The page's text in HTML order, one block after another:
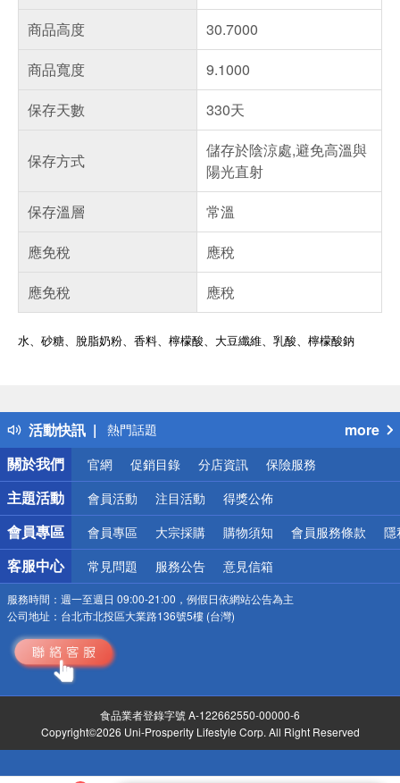
商品高度
30.7000
商品寬度
9.1000
保存天數
330天
保存方式
儲存於陰涼處,避免高溫與
陽光直射
保存溫層
常溫
應免稅
應稅
應免稅
應稅
水、砂糖、脫脂奶粉、香料、檸檬酸、大豆纖維、乳酸、檸檬酸鈉
活動快訊
得獎公告
熱門話題
銀行優惠
偏遠地區配送
詐騙網頁！請小心！
more
關於我們
官網 促銷目錄 分店資訊 保險服務
主題活動 會員活動 注目活動 得獎公佈
會員專區 會員專區 大宗採購 購物須知 會員服務條款 隱
客服中心 常見問題 服務公告 意見信箱
服務時間： 週一至週日 09:00-21:00，例假日依網站公告為主
公司地址： 台北市北投區大業路136號5樓 (台灣)
食品業者登錄字號 A-122662550-00000-6
Copyright©2026 Uni-Prosperity Lifestyle Corp. All Right Reserved